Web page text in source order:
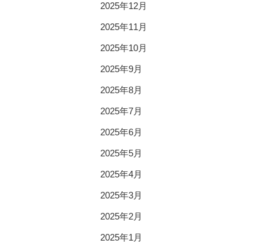
2025年12月
2025年11月
2025年10月
2025年9月
2025年8月
2025年7月
2025年6月
2025年5月
2025年4月
2025年3月
2025年2月
2025年1月